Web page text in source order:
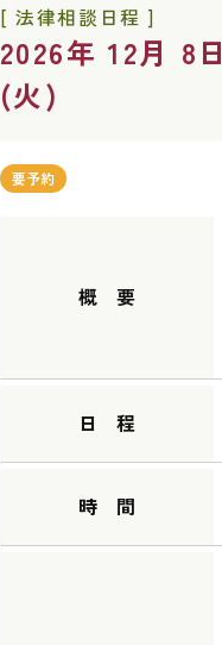
[ 法律相談日程 ]
2026年 12月 8日
(火)
要予約
概 要
日 程
時 間